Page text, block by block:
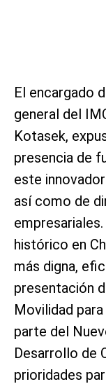
El encargado
general del
Kotasek,
presencia de
este
así como de
histórico en
más digna,
presentación
Movilidad
parte del
Desarrollo de
prioridades